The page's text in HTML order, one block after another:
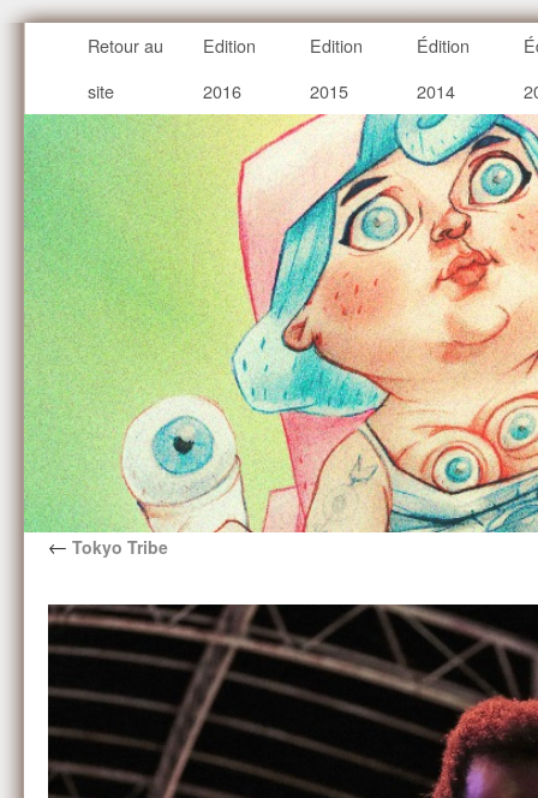
Retour au
site
Edition
2016
Edition
2015
Édition
2014
← Tokyo Tribe